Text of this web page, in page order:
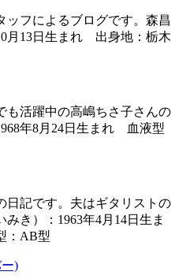
ッフによるブログです。森昌
月13日生まれ 出身地：栃木
も活躍中の高嶋ちさ子さんの
年8月24日生まれ 血液型
日記です。夫はギタリストの
き）：1963年4月14日生ま
：AB型
)